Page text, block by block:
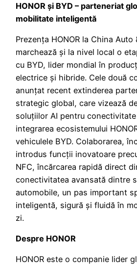
HONOR și BYD – parteneriat
mobilitate inteligentă
Prezența HONOR la China
marchează și la nivel local o
cu BYD, lider mondial în
electrice și hibride. Cele două
anunțat recent extinderea
strategic global, care vizează
soluțiilor AI pentru
integrarea ecosistemului
vehiculele BYD. Colaborarea,
introdus funcții inovatoare
NFC, încărcarea rapidă direct
conectivitatea avansată dintre
automobile, un pas important
inteligentă, sigură și fluidă în
zi.
Despre HONOR
HONOR este o companie lider